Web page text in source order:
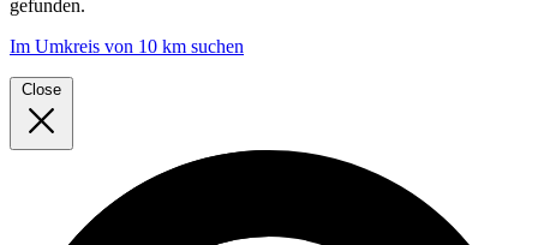
gefunden.
Im Umkreis von 10 km suchen
Close